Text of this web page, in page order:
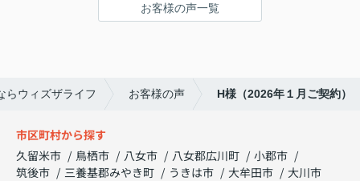
お客様の声一覧
らウィズザライフ お客様の声 H様（2026年１月ご契約）
市区町村から探す
久留米市
鳥栖市 八女市 八女郡広川町
小郡市
筑後市
三養基郡みやき町 うきは市 大牟田市
大川市